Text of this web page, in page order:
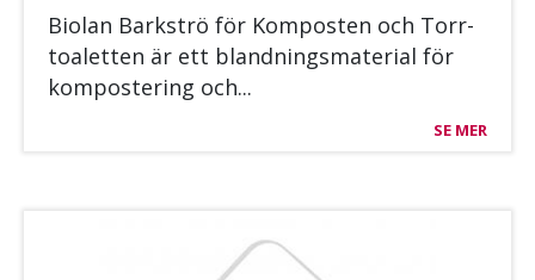
Bio­lan Bark­strö för Kom­pos­ten och Torr­
toa­let­ten är ett bland­nings­ma­te­rial för
kom­pos­te­ring och...
SE MER